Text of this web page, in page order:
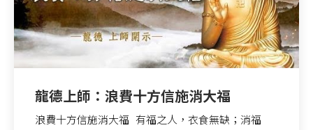
龍德上師：浪費十方信施消大福
浪費十方信施消大福 有福之人，衣食無缺；消福